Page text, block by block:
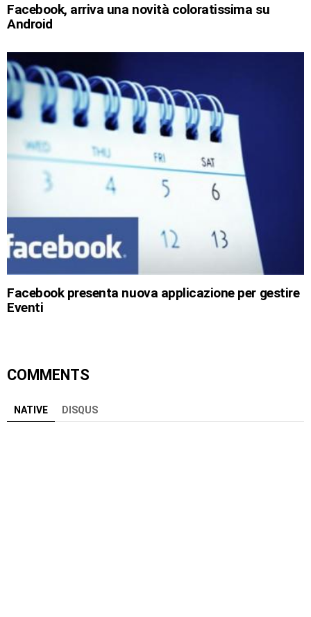
Facebook, arriva una novità coloratissima su
Android
Facebook presenta nuova applicazione per gestire
Eventi
COMMENTS
NATIVE DISQUS